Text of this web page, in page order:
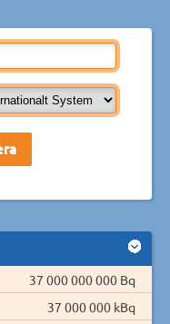
37 000 000 000 Bq
37 000 000 kBq